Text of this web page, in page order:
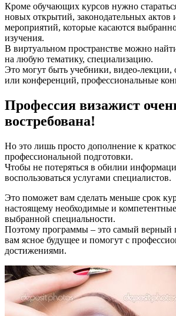
Кроме обучающих курсов нужно
новых открытий, законодательных актов
мероприятий, которые касаются
изучения.
В виртуальном пространстве можно
на любую тематику, специализацию.
Это могут быть учебники, видео-лекции,
или конференций, профессиональные
Профессия визажист
востребована!
Но это лишь просто дополнение к
профессиональной подготовки.
Чтобы не потеряться в обилии
воспользоваться услугами специалистов.
Это поможет вам сделать меньше срок
настоящему необходимые и
выбранной специальности.
Поэтому программы – это самый верный
вам ясное будущее и помогут с
достижениями.